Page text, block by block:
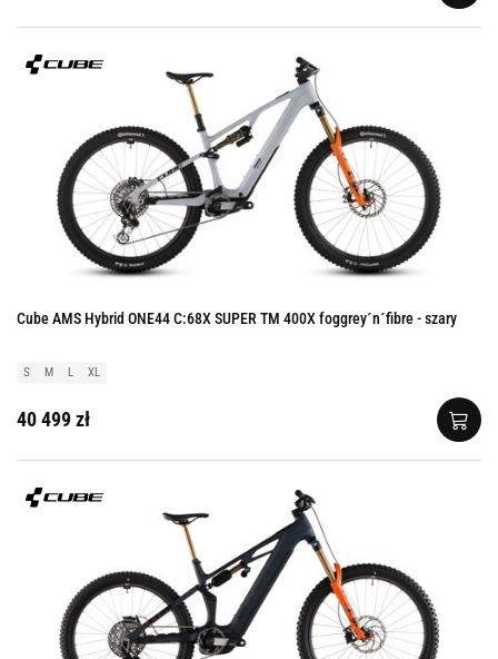
Cube AMS Hybrid ONE44 C:68X SUPER TM 400X foggrey´n´fibre - szary
S M L XL
40 499 zł